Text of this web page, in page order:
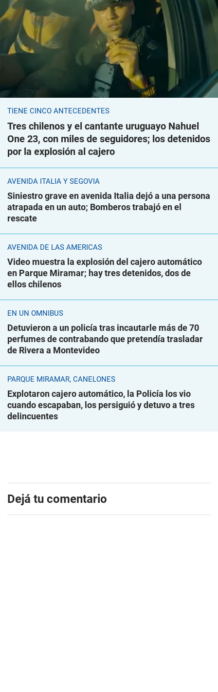
TIENE CINCO ANTECEDENTES
Tres chilenos y el cantante uruguayo Nahuel
One 23, con miles de seguidores; los detenidos
por la explosión al cajero
AVENIDA ITALIA Y SEGOVIA
Siniestro grave en avenida Italia dejó a una persona
atrapada en un auto; Bomberos trabajó en el
rescate
AVENIDA DE LAS AMÉRICAS
Video muestra la explosión del cajero automático
en Parque Miramar; hay tres detenidos, dos de
ellos chilenos
EN UN ÓMNIBUS
Detuvieron a un policía tras incautarle más de 70
perfumes de contrabando que pretendía trasladar
de Rivera a Montevideo
PARQUE MIRAMAR, CANELONES
Explotaron cajero automático, la Policía los vio
cuando escapaban, los persiguió y detuvo a tres
delincuentes
Dejá tu comentario